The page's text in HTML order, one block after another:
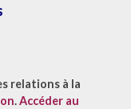
relations à la
.Accéder au